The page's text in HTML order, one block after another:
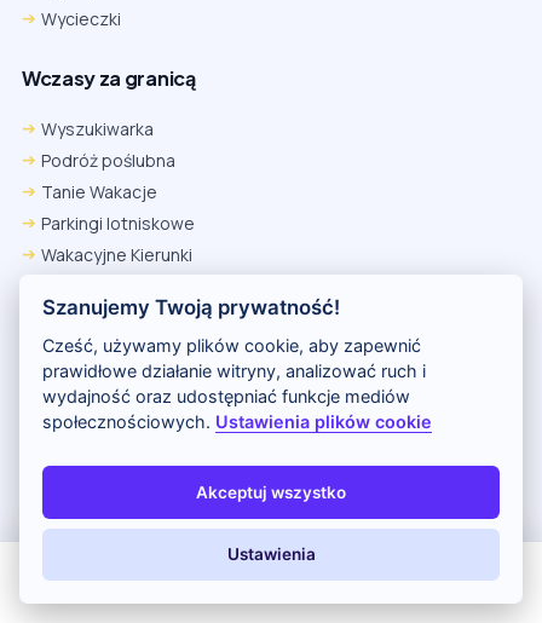
Wycieczki
Wczasy za granicą
Wyszukiwarka
Podróż poślubna
Tanie Wakacje
Parkingi lotniskowe
Wakacyjne Kierunki
Ultra Last Minute
Wycieczki z Polski
Pogoda
Wakacje z Niemiec
Wakacje w Egipcie
Szanujemy Twoją prywatność!
Cześć, używamy plików cookie, aby zapewnić
prawidłowe działanie witryny, analizować ruch i
wydajność oraz udostępniać funkcje mediów
społecznościowych. Ustawienia plików cookie
Akceptuj wszystko
Ustawienia